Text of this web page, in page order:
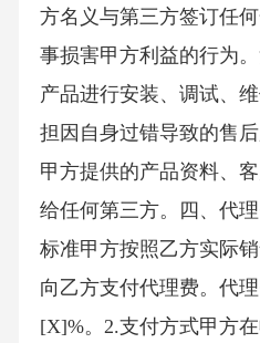
方名义与第三方签订任
事损害甲方利益的行为
产品进行安装、调试、
担因自身过错导致的售
甲方提供的产品资料、
给任何第三方。四、代
标准甲方按照乙方实际
向乙方支付代理费。代
[X]%。2.支付方式甲方